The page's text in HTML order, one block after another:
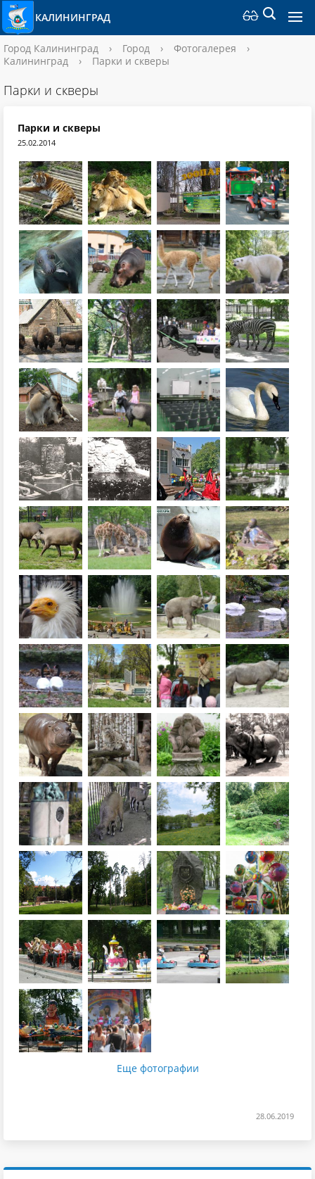
КАЛИНИНГРАД
Город Калининград › Город › Фотогалерея
›
Калининград
› Парки и скверы
Парки и скверы
Парки и скверы
25.02.2014
Еще фотографии
28.06.2019